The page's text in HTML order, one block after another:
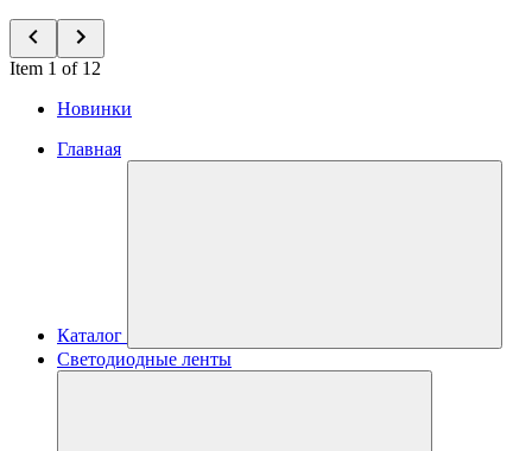
Item 1 of 12
Новинки
Главная
Каталог
Светодиодные ленты